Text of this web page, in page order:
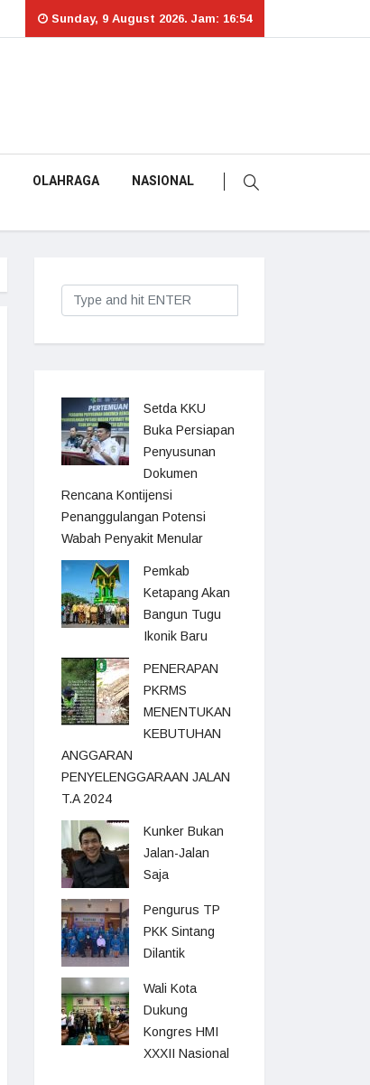
Sunday, 9 August 2026. Jam: 16:54
OLAHRAGA NASIONAL
Setda KKU
Buka Persiapan
Penyusunan
Dokumen
Rencana Kontijensi
Penanggulangan Potensi
Wabah Penyakit Menular
Pemkab
Ketapang Akan
Bangun Tugu
Ikonik Baru
PENERAPAN
PKRMS
MENENTUKAN
KEBUTUHAN
ANGGARAN
PENYELENGGARAAN JALAN
T.A 2024
Kunker Bukan
Jalan-Jalan
Saja
Pengurus TP
PKK Sintang
Dilantik
Wali Kota
Dukung
Kongres HMI
XXXII Nasional